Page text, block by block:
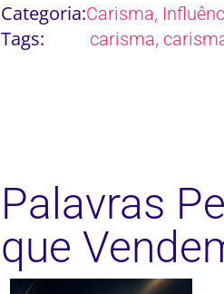
Categoria:Carisma,
Tags: carisma,
Palavras
que